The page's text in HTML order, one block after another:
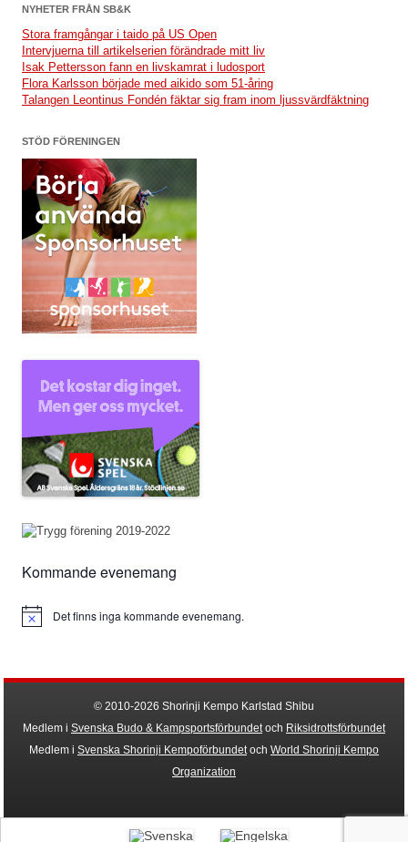
NYHETER FRÅN SB&K
Stora framgångar i taido på US Open
Intervjuerna till artikelserien förändrade mitt liv
Isak Pettersson fann en livskamrat i ludosport
Flora Karlsson började med aikido som 51-åring
Talangen Leontinus Fondén fäktar sig fram inom ljussvärdfäktning
STÖD FÖRENINGEN
Kommande evenemang
Notis Det finns inga kommande evenemang.
© 2010-2026 Shorinji Kempo Karlstad Shibu
Medlem i Svenska Budo & Kampsportsförbundetoch Riksidrottsförbundet
Medlem i Svenska Shorinji Kempoförbundetoch World Shorinji Kempo
Organization